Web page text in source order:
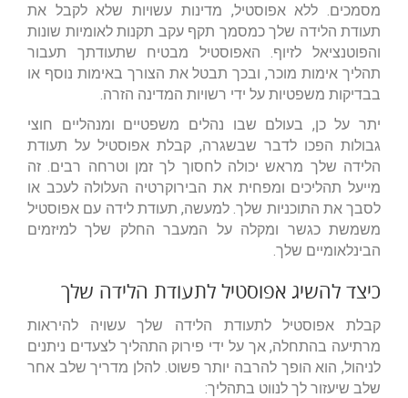
מסמכים. ללא אפוסטיל, מדינות עשויות שלא לקבל את
תעודת הלידה שלך כמסמך תקף עקב תקנות לאומיות שונות
והפוטנציאל לזיוף. האפוסטיל מבטיח שתעודתך תעבור
תהליך אימות מוכר, ובכך תבטל את הצורך באימות נוסף או
בבדיקות משפטיות על ידי רשויות המדינה הזרה.
יתר על כן, בעולם שבו נהלים משפטיים ומנהליים חוצי
גבולות הפכו לדבר שבשגרה, קבלת אפוסטיל על תעודת
הלידה שלך מראש יכולה לחסוך לך זמן וטרחה רבים. זה
מייעל תהליכים ומפחית את הבירוקרטיה העלולה לעכב או
לסבך את התוכניות שלך. למעשה, תעודת לידה עם אפוסטיל
משמשת כגשר ומקלה על המעבר החלק שלך למיזמים
הבינלאומיים שלך.
כיצד להשיג אפוסטיל לתעודת הלידה שלך
קבלת אפוסטיל לתעודת הלידה שלך עשויה להיראות
מרתיעה בהתחלה, אך על ידי פירוק התהליך לצעדים ניתנים
לניהול, הוא הופך להרבה יותר פשוט. להלן מדריך שלב אחר
שלב שיעזור לך לנווט בתהליך: